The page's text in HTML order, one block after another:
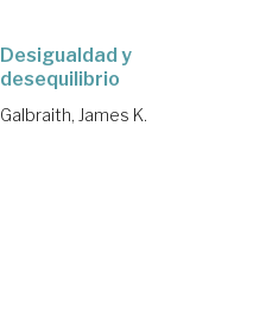
Desigualdad y
desequilibrio
Galbraith, James K.